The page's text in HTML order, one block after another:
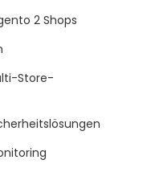
2 Shops
Store-